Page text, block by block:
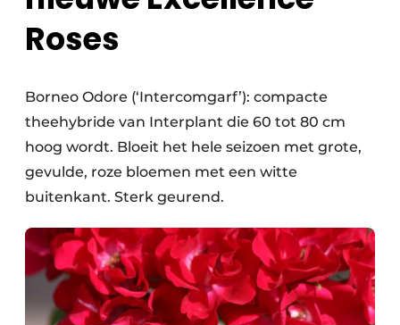
Roses
Borneo Odore (‘Intercomgarf’): compacte
theehybride van Interplant die 60 tot 80 cm
hoog wordt. Bloeit het hele seizoen met grote,
gevulde, roze bloemen met een witte
buitenkant. Sterk geurend.